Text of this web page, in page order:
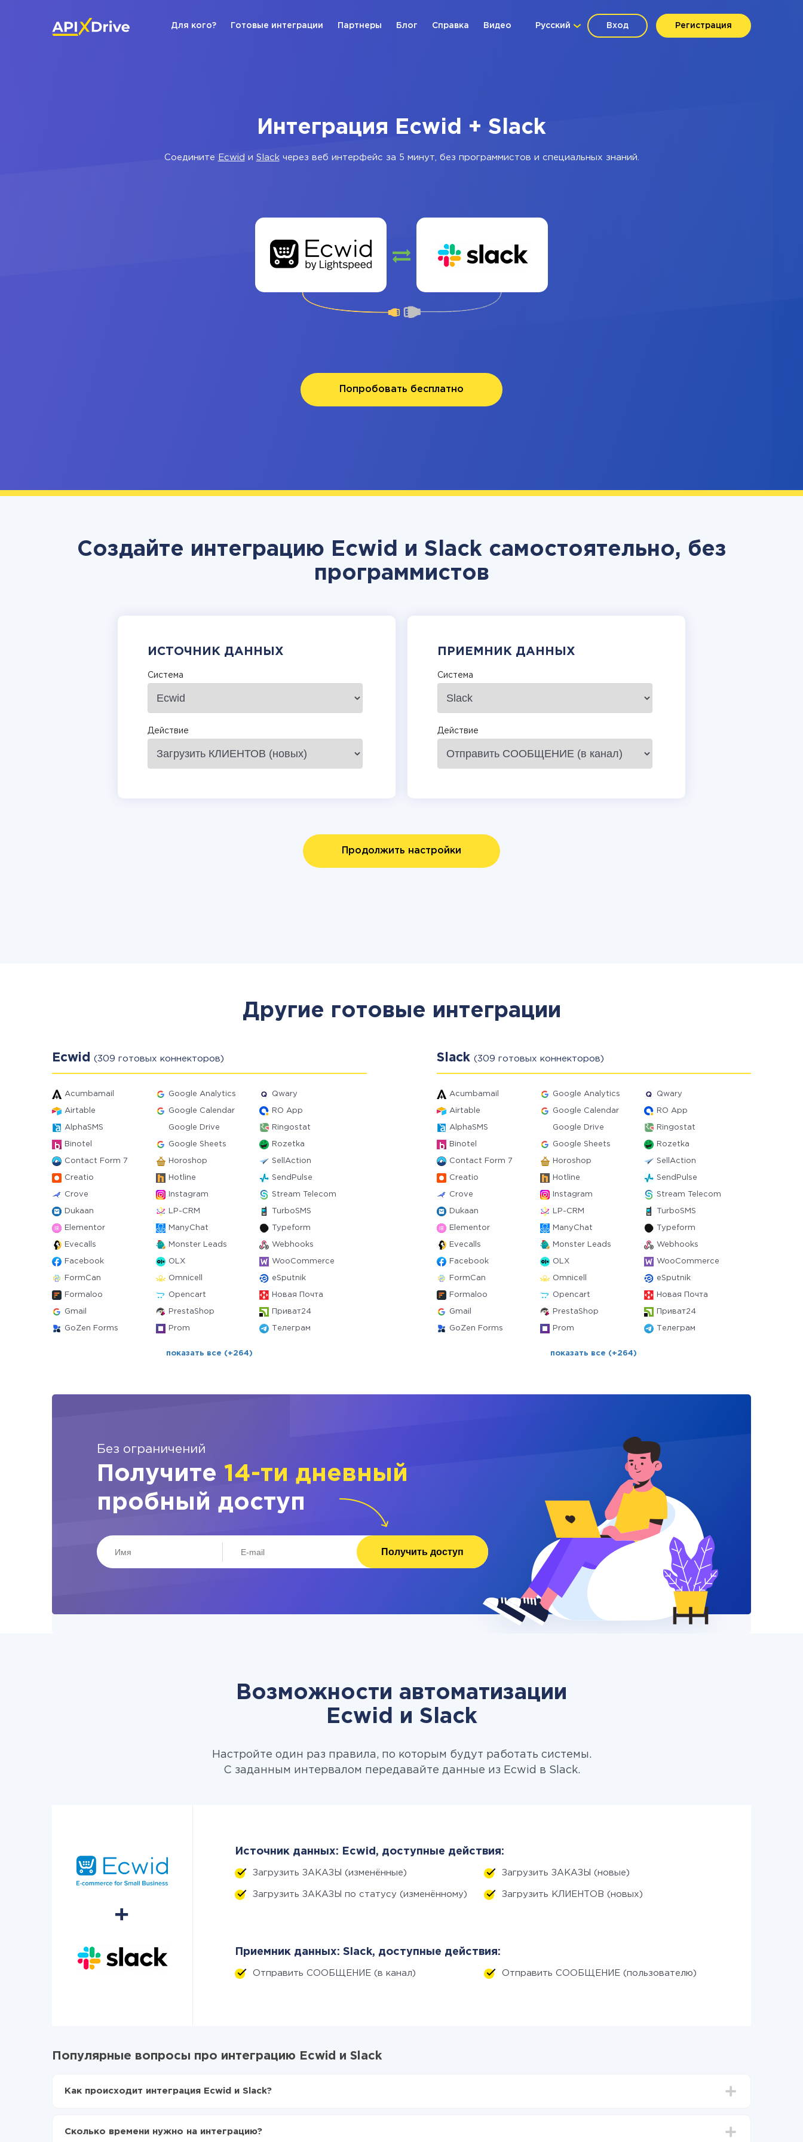
Вход Регистрация
Русский
Для кого? Готовые интеграции Партнеры Блог Справка Видео
Интеграция Ecwid + Slack
Соедините Ecwid и Slackчерез веб интерфейс за 5 минут, без программистов и специальных знаний.
Попробовать бесплатно
Создайте интеграцию Ecwid и Slack самостоятельно, без
программистов
ИСТОЧНИК ДАННЫХ
Система
Действие
ПРИЕМНИК ДАННЫХ
Система
Действие
Продолжить настройки
Другие готовые интеграции
Ecwid (309 готовых коннекторов)
Acumbamail Google Analytics Qwary
Airtable Google Calendar RO App
AlphaSMS Google Drive Ringostat
Binotel Google Sheets Rozetka
Contact Form 7 Horoshop SellAction
Creatio Hotline SendPulse
Crove Instagram Stream Telecom
Dukaan LP-CRM TurboSMS
Elementor ManyChat Typeform
Evecalls Monster Leads Webhooks
Facebook OLX WooCommerce
FormCan Omnicell eSputnik
Formaloo Opencart Новая Почта
Gmail PrestaShop Приват24
GoZen Forms Prom Телеграм
показать все (+264)
Slack (309 готовых коннекторов)
Acumbamail Google Analytics Qwary
Airtable Google Calendar RO App
AlphaSMS Google Drive Ringostat
Binotel Google Sheets Rozetka
Contact Form 7 Horoshop SellAction
Creatio Hotline SendPulse
Crove Instagram Stream Telecom
Dukaan LP-CRM TurboSMS
Elementor ManyChat Typeform
Evecalls Monster Leads Webhooks
Facebook OLX WooCommerce
FormCan Omnicell eSputnik
Formaloo Opencart Новая Почта
Gmail PrestaShop Приват24
GoZen Forms Prom Телеграм
показать все (+264)
Без ограничений
Получите 14-ти дневный
пробный доступ
Получить доступ
Возможности автоматизации
Ecwid и Slack
Настройте один раз правила, по которым будут работать системы.
С заданным интервалом передавайте данные из Ecwid в Slack.
Источник данных: Ecwid, доступные действия:
Загрузить ЗАКАЗЫ (изменённые) Загрузить ЗАКАЗЫ (новые)
Загрузить ЗАКАЗЫ по статусу (изменённому) Загрузить КЛИЕНТОВ (новых)
Приемник данных: Slack, доступные действия:
Отправить СООБЩЕНИЕ (в канал) Отправить СООБЩЕНИЕ (пользователю)
Популярные вопросы про интеграцию Ecwid и Slack
Как происходит интеграция Ecwid и Slack?
Включаете автообновление
Сколько времени нужно на интеграцию?